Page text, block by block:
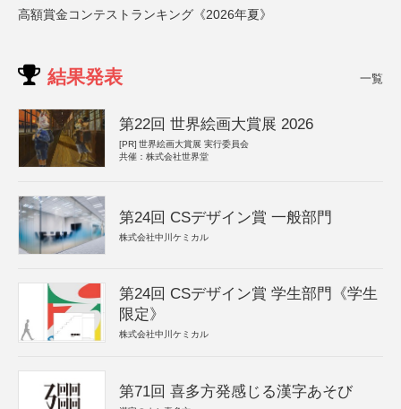
高額賞金コンテストランキング《2026年夏》
結果発表 一覧
第22回 世界絵画大賞展 2026
[PR] 世界絵画大賞展 実行委員会
共催：株式会社世界堂
第24回 CSデザイン賞 一般部門
株式会社中川ケミカル
第24回 CSデザイン賞 学生部門《学生
限定》
株式会社中川ケミカル
第71回 喜多方発感じる漢字あそび